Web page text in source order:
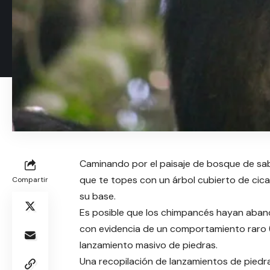
Compartir
Caminando por el paisaje de bosque de
que te topes con un árbol cubierto de
su base.
Es posible que los chimpancés hayan
con evidencia de un comportamiento
lanzamiento masivo de piedras.
Una recopilación de lanzamientos de